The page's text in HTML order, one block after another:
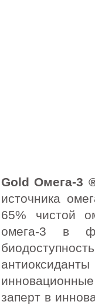
Gold Омега-3
источника
65% чистой
омега-3 в
заперт в